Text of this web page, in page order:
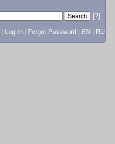
[?]
Log In Forgot Password EN RU